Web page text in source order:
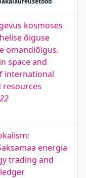
kosmoses
õiguse
omandiõigus.
space and
international
resources
energia
trading and